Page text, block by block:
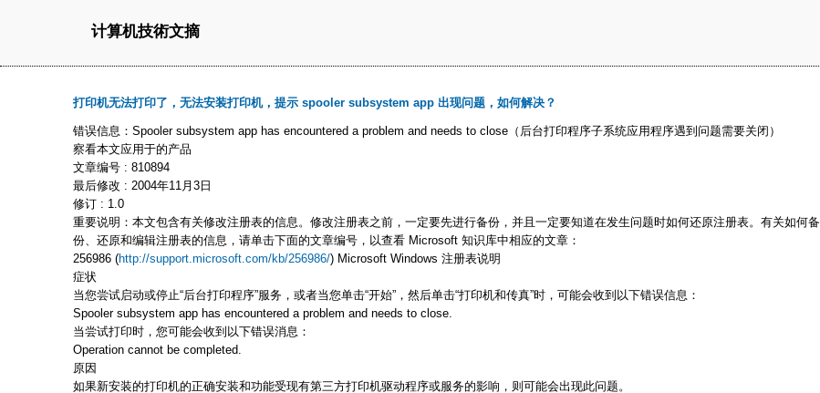
计算机技術文摘
打印机无法打印了，无法安装打印机，提示 spooler subsystem app 出现问题，如何解决？
错误信息：Spooler subsystem app has encountered a problem and needs to close（后台打印程序子系统应用程序遇到问题需要关闭）
察看本文应用于的产品
文章编号 : 810894
最后修改 : 2004年11月3日
修订 : 1.0
重要说明：本文包含有关修改注册表的信息。修改注册表之前，一定要先进行备份，并且一定要知道在发生问题时如何还原注册表。有关如何备
份、还原和编辑注册表的信息，请单击下面的文章编号，以查看 Microsoft 知识库中相应的文章：
256986 (http://support.microsoft.com/kb/256986/) Microsoft Windows 注册表说明
症状
当您尝试启动或停止“后台打印程序”服务，或者当您单击“开始”，然后单击“打印机和传真”时，可能会收到以下错误信息：
Spooler subsystem app has encountered a problem and needs to close.
当尝试打印时，您可能会收到以下错误消息：
Operation cannot be completed.
原因
如果新安装的打印机的正确安装和功能受现有第三方打印机驱动程序或服务的影响，则可能会出现此问题。